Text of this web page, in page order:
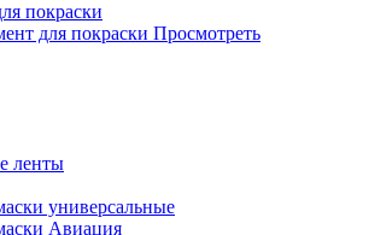
покраски
для покраски Просмотреть
ленты
универсальные
Авиация